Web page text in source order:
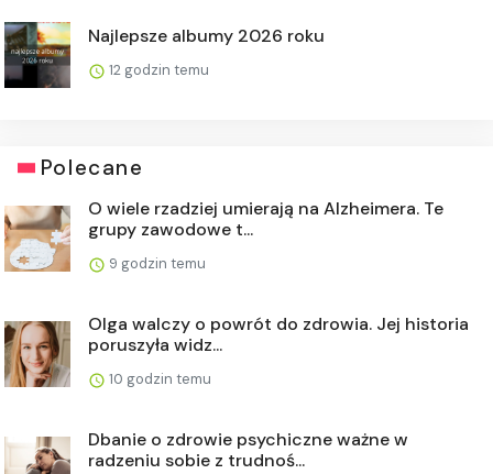
Najlepsze albumy 2026 roku
12 godzin temu
Polecane
O wiele rzadziej umierają na Alzheimera. Te
grupy zawodowe t...
9 godzin temu
Olga walczy o powrót do zdrowia. Jej historia
poruszyła widz...
10 godzin temu
Dbanie o zdrowie psychiczne ważne w
radzeniu sobie z trudnoś...